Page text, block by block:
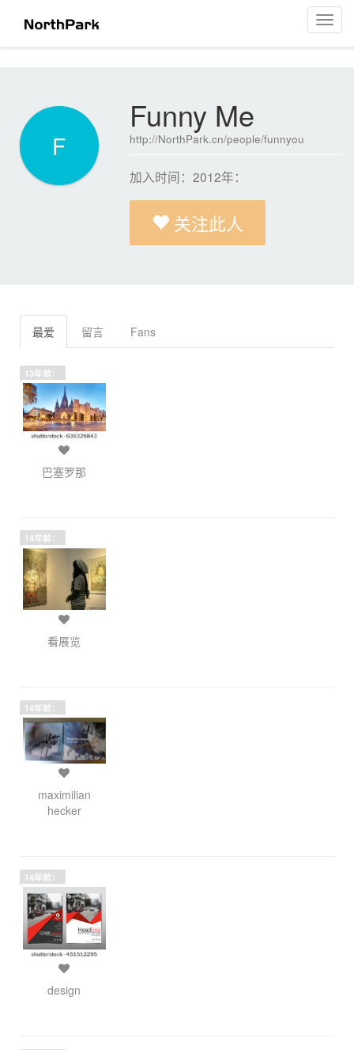
菜
单
F
Funny Me
http://NorthPark.cn/people/funnyou
加入时间：2012年：
关注此人
最爱 留言 Fans
13年前：
巴塞罗那
14年前：
看展览
14年前：
maximilian
hecker
14年前：
design